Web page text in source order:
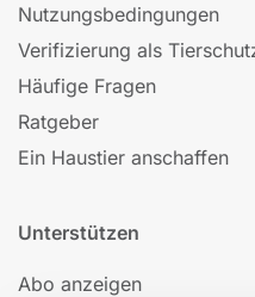
Nutzungsbedingungen
Verifizierung als
Häufige Fragen
Ratgeber
Ein Haustier anschaffen
Unterstützen
Abo anzeigen